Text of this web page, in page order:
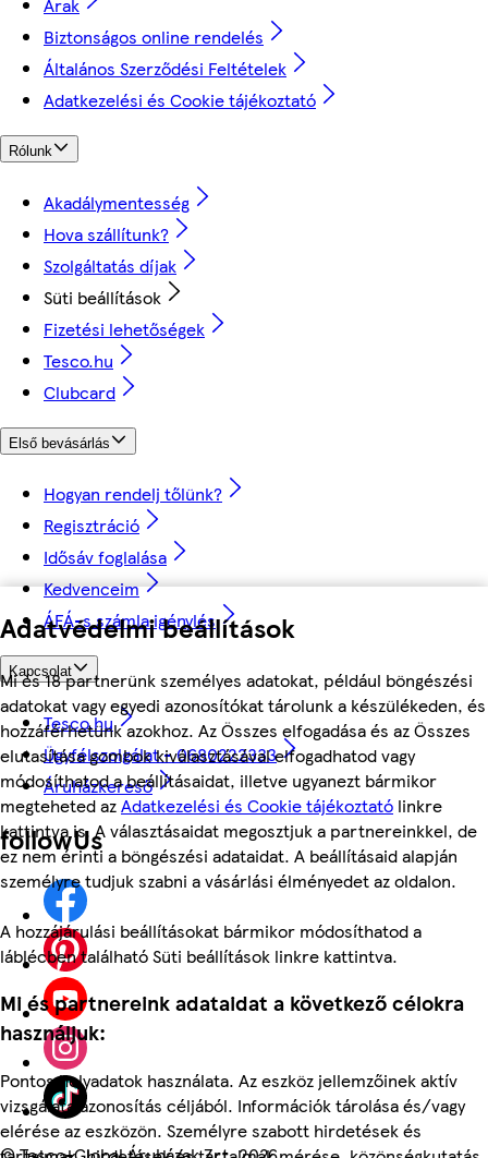
Adatvédelmi beállítások
Mi és 18 partnerünk személyes adatokat, például böngészési
adatokat vagy egyedi azonosítókat tárolunk a készülékeden, és
hozzáférhetünk azokhoz. Az Összes elfogadása és az Összes
elutasítása gombok kiválasztásával elfogadhatod vagy
módosíthatod a beállításaidat, illetve ugyanezt bármikor
megteheted azAdatkezelési és Cookie tájékoztató linkre
kattintva is. A választásaidat megosztjuk a partnereinkkel, de
ez nem érinti a böngészési adataidat. A beállításaid alapján
személyre tudjuk szabni a vásárlási élményedet az oldalon.
A hozzájárulási beállításokat bármikor módosíthatod a
láblécben található Süti beállítások linkre kattintva.
Mi és partnereink adataidat a következő célokra
használjuk:
Pontos helyadatok használata. Az eszköz jellemzőinek aktív
vizsgálata azonosítás céljából. Információk tárolása és/vagy
elérése az eszközön. Személyre szabott hirdetések és
Árak
Biztonságos online rendelés
Általános Szerződési Feltételek
Adatkezelési és Cookie tájékoztató
Rólunk
Akadálymentesség
Hova szállítunk?
Szolgáltatás díjak
Süti beállítások
Fizetési lehetőségek
Tesco.hu
Clubcard
Első bevásárlás
Hogyan rendelj tőlünk?
Regisztráció
Idősáv foglalása
Kedvenceim
ÁFÁ-s számla igénylés
Kapcsolat
Tesco.hu
Ügyfélszolgálat - 0680222333
Áruházkereső
followUs